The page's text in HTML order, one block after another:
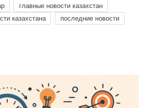
главные новости казахстан
казахстана последние новости